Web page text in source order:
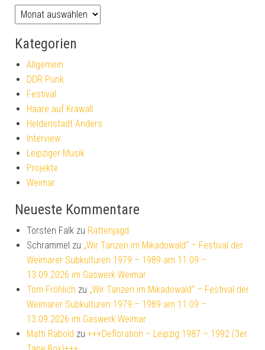
Kategorien
Allgemein
DDR Punk
Festival
Haare auf Krawall
Heldenstadt Anders
Interview
Leipziger Musik
Projekte
Weimar
Neueste Kommentare
Torsten Falk zu Rattenjagd
Schrammel zu „Wir Tanzen im Mikadowald“ – Festival der
Weimarer Subkulturen 1979 – 1989 am 11.09 –
13.09.2026 im Gaswerk Weimar
Tom Fröhlich zu „Wir Tanzen im Mikadowald“ – Festival der
Weimarer Subkulturen 1979 – 1989 am 11.09 –
13.09.2026 im Gaswerk Weimar
Matti Rabold zu +++Defloration – Leipzig 1987 – 1992 (3er